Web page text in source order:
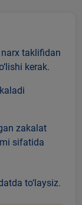
taklifidan
kerak.
zakalat
sifatida
to‘laysiz.